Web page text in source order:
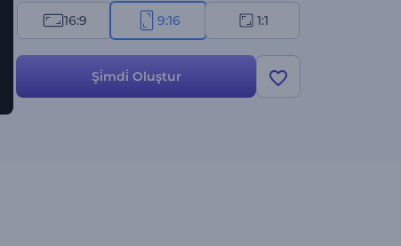
16:9 9:16 1:1
Şi̇mdi̇ Oluştur